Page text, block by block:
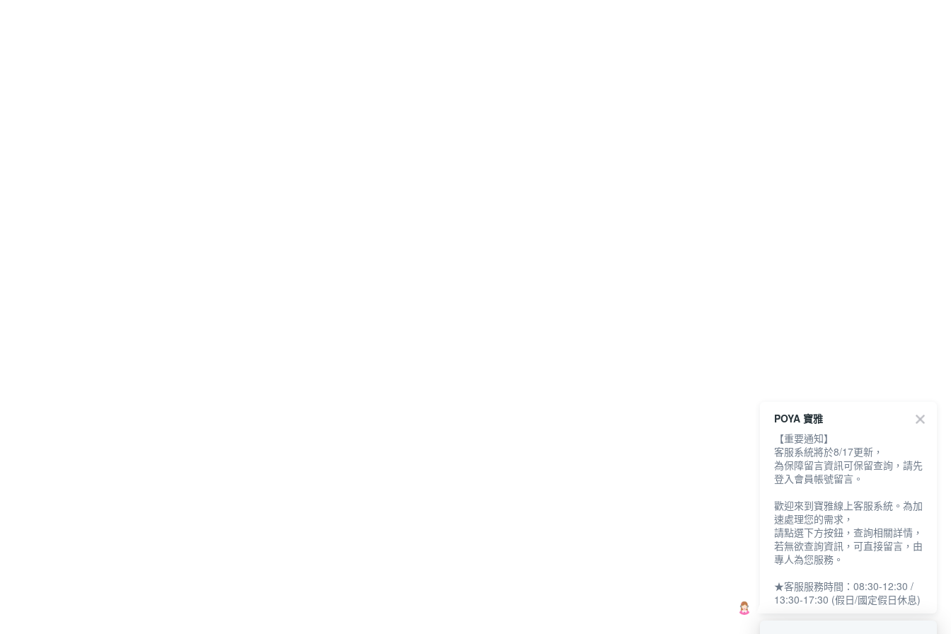
POYA 寶雅
【重要通知】
客服系統將於8/17更新，
為保障留言資訊可保留查詢，請先
登入會員帳號留言。
歡迎來到寶雅線上客服系統。為加
速處理您的需求，
請點選下方按鈕，查詢相關詳情，
若無欲查詢資訊，可直接留言，由
專人為您服務。
★客服服務時間：08:30-12:30 /
13:30-17:30 (假日/國定假日休息)